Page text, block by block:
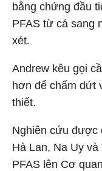
bằng chứng đầu
PFAS từ cá sang
xét.
Andrew kêu gọi
hơn để chấm dứt
thiết.
Nghiên cứu được
Hà Lan, Na Uy
PFAS lên Cơ